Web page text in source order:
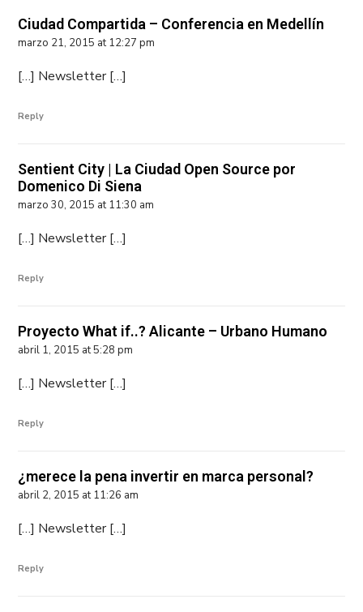
Ciudad Compartida – Conferencia en Medellín
marzo 21, 2015 at 12:27 pm
[…] Newsletter […]
Reply
Sentient City | La Ciudad Open Source por
Domenico Di Siena
marzo 30, 2015 at 11:30 am
[…] Newsletter […]
Reply
Proyecto What if..? Alicante – Urbano Humano
abril 1, 2015 at 5:28 pm
[…] Newsletter […]
Reply
¿merece la pena invertir en marca personal?
abril 2, 2015 at 11:26 am
[…] Newsletter […]
Reply